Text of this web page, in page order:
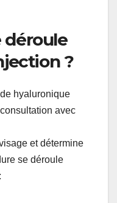
déroule
?
hyaluronique
avec
et détermine
se déroule